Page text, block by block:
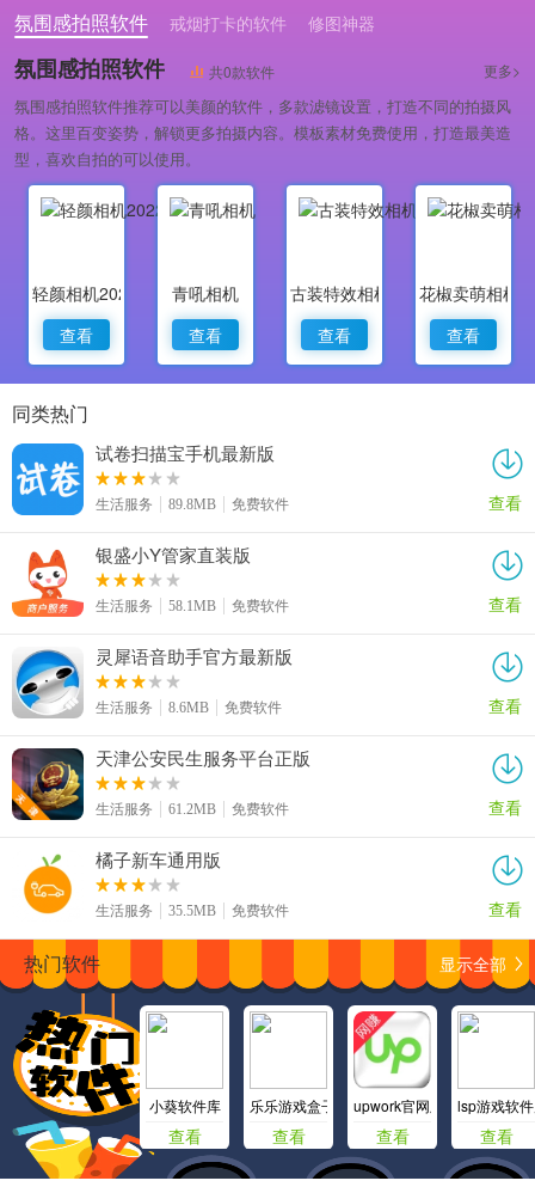
氛围感拍照软件
戒烟打卡的软件 修图神器
氛围感拍照软件 共0款软件 更多>
氛围感拍照软件推荐可以美颜的软件，多款滤镜设置，打造不同的拍摄风
格。这里百变姿势，解锁更多拍摄内容。模板素材免费使用，打造最美造
型，喜欢自拍的可以使用。
轻颜相机2022最新版
查看
青吼相机
查看
古装特效相机
查看
花椒卖萌相机
查看
同类热门
试卷扫描宝手机最新版
生活服务 89.8MB 免费软件 查看
银盛小Y管家直装版
生活服务 58.1MB 免费软件 查看
灵犀语音助手官方最新版
生活服务 8.6MB 免费软件 查看
天津公安民生服务平台正版
生活服务 61.2MB 免费软件 查看
橘子新车通用版
生活服务 35.5MB 免费软件 查看
热门软件 显示全部
小葵软件库
查看
乐乐游戏盒子
查看
upwork官网版中文版
查看
lsp游戏软
查看